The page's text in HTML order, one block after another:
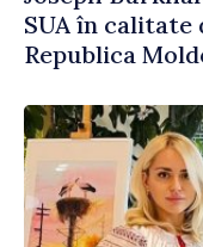
SUA în
Republica